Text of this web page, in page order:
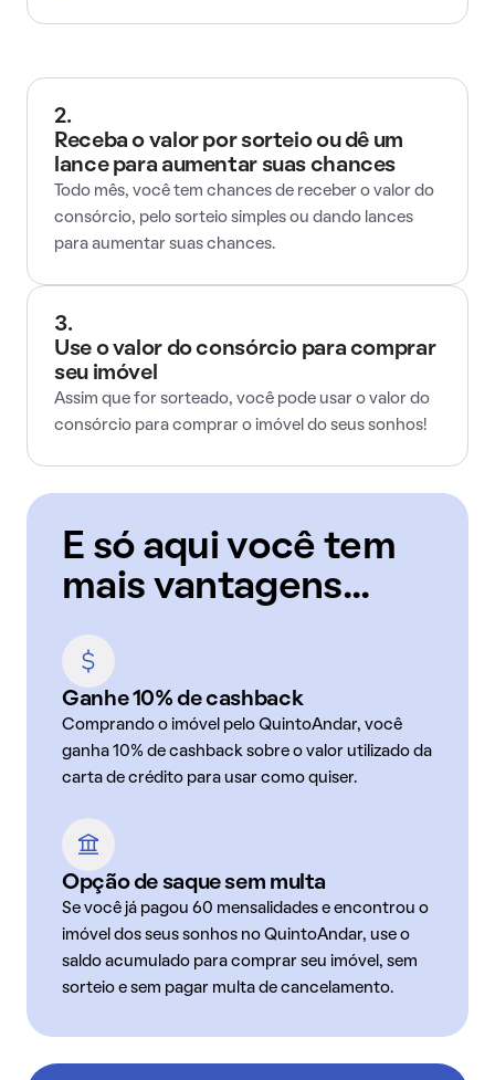
2.
Receba o valor por sorteio ou dê um
lance para aumentar suas chances
Todo mês, você tem chances de receber o valor do
consórcio, pelo sorteio simples ou dando lances
para aumentar suas chances.
3.
Use o valor do consórcio para comprar
seu imóvel
Assim que for sorteado, você pode usar o valor do
consórcio para comprar o imóvel do seus sonhos!
E só aqui você tem
mais vantagens...
Ganhe 10% de cashback
Comprando o imóvel pelo QuintoAndar, você
ganha 10% de cashback sobre o valor utilizado da
carta de crédito para usar como quiser.
Opção de saque sem multa
Se você já pagou 60 mensalidades e encontrou o
imóvel dos seus sonhos no QuintoAndar, use o
saldo acumulado para comprar seu imóvel, sem
sorteio e sem pagar multa de cancelamento.